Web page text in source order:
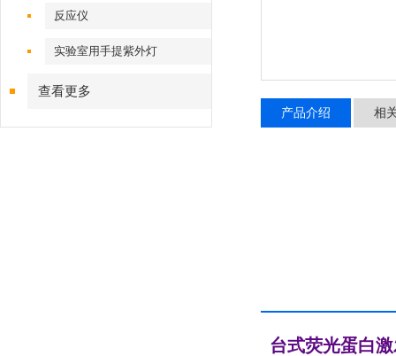
反应仪
实验室用手提紫外灯
查看更多
产品介绍 相
台式荧光蛋白